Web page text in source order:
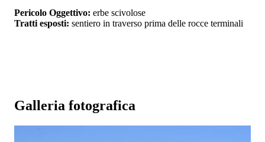
Pericolo Oggettivo: erbe scivolose
Tratti esposti: sentiero in traverso prima delle rocce terminali
Galleria fotografica